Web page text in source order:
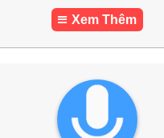
Xem Thêm